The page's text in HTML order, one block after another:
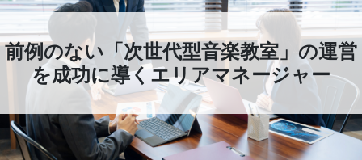
前例のない「次世代型音楽教室」の運営
を成功に導くエリアマネージャー